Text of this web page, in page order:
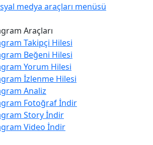
Araçları
Takipçi Hilesi
Beğeni Hilesi
Yorum Hilesi
İzlenme Hilesi
Analiz
Fotoğraf İndir
Story İndir
Video İndir